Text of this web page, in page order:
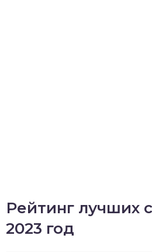
Рейтинг лучших
2023 год